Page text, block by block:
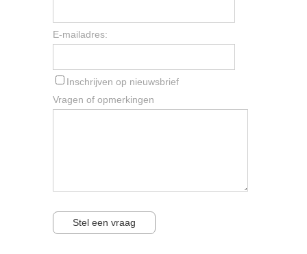
E-mailadres:
Inschrijven op nieuwsbrief
Vragen of opmerkingen
Stel een vraag